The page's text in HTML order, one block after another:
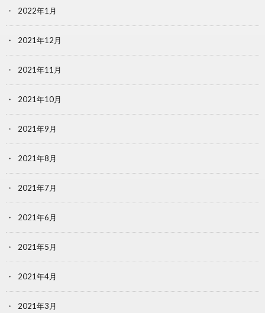
2022年1月
2021年12月
2021年11月
2021年10月
2021年9月
2021年8月
2021年7月
2021年6月
2021年5月
2021年4月
2021年3月